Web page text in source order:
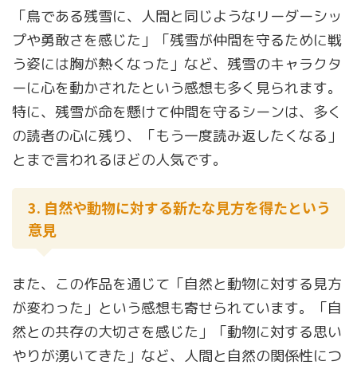
「鳥である残雪に、人間と同じようなリーダーシッ
プや勇敢さを感じた」「残雪が仲間を守るために戦
う姿には胸が熱くなった」など、残雪のキャラクタ
ーに心を動かされたという感想も多く見られます。
特に、残雪が命を懸けて仲間を守るシーンは、多く
の読者の心に残り、「もう一度読み返したくなる」
とまで言われるほどの人気です。
3. 自然や動物に対する新たな見方を得たという
意見
また、この作品を通じて「自然と動物に対する見方
が変わった」という感想も寄せられています。「自
然との共存の大切さを感じた」「動物に対する思い
やりが湧いてきた」など、人間と自然の関係性につ